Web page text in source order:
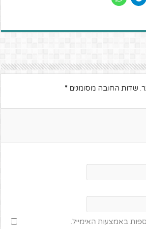
שדות החובה מסומנים*
באמצעות האימייל.